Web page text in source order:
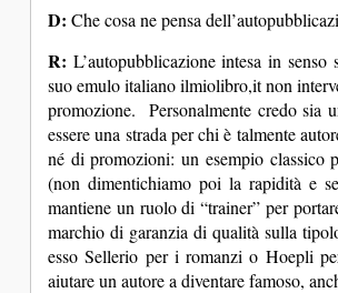
D: Che cosa ne pensa
R: L’autopubblicazione intesa in
suo emulo italiano ilmiolibro,it non
promozione.
Personalmente credo sia
essere una strada per chi è talmente
né di promozioni: un esempio classico
(non dimentichiamo poi la rapidità e
mantiene un ruolo di “trainer” per
marchio di garanzia di qualità sulla
esso Sellerio per i romanzi o Hoepli
aiutare un autore a diventare famoso,